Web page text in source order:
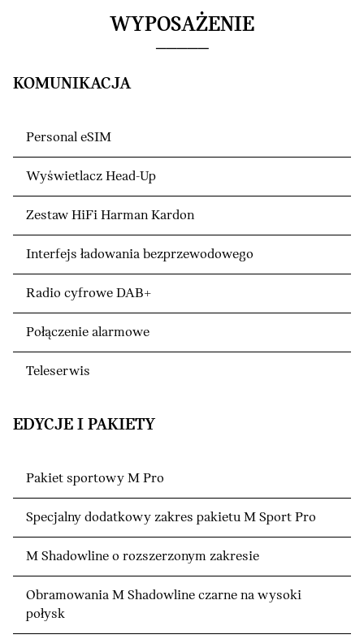
WYPOSAŻENIE
KOMUNIKACJA
Personal eSIM
Wyświetlacz Head-Up
Zestaw HiFi Harman Kardon
Interfejs ładowania bezprzewodowego
Radio cyfrowe DAB+
Połączenie alarmowe
Teleserwis
EDYCJE I PAKIETY
Pakiet sportowy M Pro
Specjalny dodatkowy zakres pakietu M Sport Pro
M Shadowline o rozszerzonym zakresie
Obramowania M Shadowline czarne na wysoki
połysk